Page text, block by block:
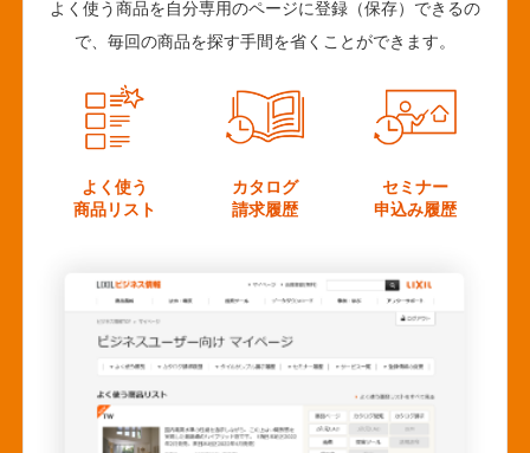
よく使う商品を自分専用のページに登録（保存）できるの
で、毎回の商品を探す手間を省くことができます。
よく使う
商品リスト
カタログ
請求履歴
セミナー
申込み履歴